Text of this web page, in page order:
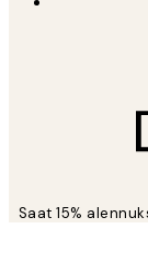
Saat 15%